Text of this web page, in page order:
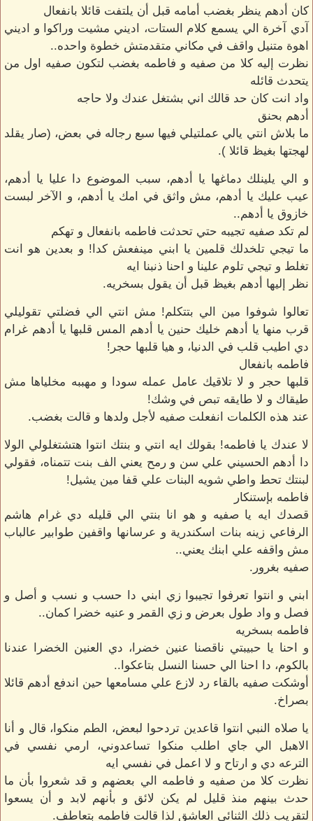
كان أدهم ينظر بغضب أمامه قبل أن يلتفت قائلا بانفعال
آدي آخرة الي يسمع كلام الستات، اديني مشيت وراكوا و اديني
اهوة متنيل واقف في مكاني متقدمتش خطوة واحده..
نظرت إليه كلا من صفيه و فاطمه بغضب لتكون صفيه اول من
يتحدث قائله
واد انت كان حد قالك اني بشتغل عندك ولا حاجه
أدهم بحنق
ما بلاش انتي يالي عملتيلي فيها سبع رجاله في بعض، (صار يقلد
لهجتها بغيظ قائلا ).
و الي يلينلك دماغها يا أدهم، سبب الموضوع دا عليا يا أدهم،
عيب عليك يا أدهم، مش واثق في امك يا أدهم، و الآخر لبست
خازوق يا أدهم..
لم تكد صفيه تجيبه حتي تحدثت فاطمه بانفعال و تهكم
ما تيجي تلخدلك قلمين يا ابني مينفعش كدا! و بعدين هو انت
تغلط و تيجي تلوم علينا و احنا ذنبنا ايه
نظر إليها أدهم بغيظ قبل أن يقول بسخريه.
تعالوا شوفوا مين الي بتتكلم! مش انتي الي فضلتي تقوليلي
قرب منها يا أدهم خليك حنين يا أدهم المس قلبها يا أدهم غرام
دي اطيب قلب في الدنيا، و هيا قلبها حجر!
فاطمه بانفعال
قلبها حجر و لا تلاقيك عامل عمله سودا و مهببه مخلياها مش
طيقاك و لا طايقه تبص في وشك!
عند هذه الكلمات انفعلت صفيه لأجل ولدها و قالت بغضب.
لا عندك يا فاطمه! بقولك ايه انتي و بنتك انتوا هتشتغلولي الولا
دا أدهم الحسيني علي سن و رمح يعني الف بنت تتمناه، فقولي
لبنتك تحط واطي شويه البنات علي قفا مين يشيل!
فاطمه بإستنكار
قصدك ايه يا صفيه و هو انا بنتي الي قليله دي غرام هاشم
الرفاعي زينه بنات اسكندرية و عرسانها واقفين طوابير عالباب
مش واقفه علي ابنك يعني..
صفيه بغرور.
ابني و انتوا تعرفوا تجيبوا زي ابني دا حسب و نسب و أصل و
فصل و واد طول بعرض و زي القمر و عنيه خضرا كمان..
فاطمه بسخريه
و احنا يا حبيبتي ناقصنا عنين خضرا، دي العنين الخضرا عندنا
بالكوم، دا احنا الي حسنا النسل بتاعكوا..
أوشكت صفيه بالقاء رد لازع علي مسامعها حين اندفع أدهم قائلا
بصراخ.
يا صلاه النبي انتوا قاعدين تردحوا لبعض، الطم منكوا، قال و أنا
الاهبل الي جاي اطلب منكوا تساعدوني، ارمي نفسي في
الترعه دي و ارتاح و لا اعمل في نفسي ايه
نظرت كلا من صفيه و فاطمه الي بعضهم و قد شعروا بأن ما
حدث بينهم منذ قليل لم يكن لائق و بأنهم لابد و أن يسعوا
لتقريب ذلك الثنائي العاشق لذا قالت فاطمه بتعاطف.